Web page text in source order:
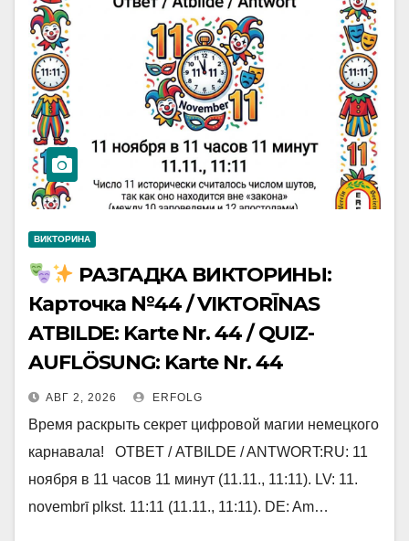
ВИКТОРИНА
РАЗГАДКА ВИКТОРИНЫ:
Карточка №44 / VIKTORĪNAS
ATBILDE: Karte Nr. 44 / QUIZ-
AUFLÖSUNG: Karte Nr. 44
АВГ 2, 2026 ERFOLG
Время раскрыть секрет цифровой магии немецкого
карнавала! ОТВЕТ / ATBILDE / ANTWORT:RU: 11
ноября в 11 часов 11 минут (11.11., 11:11). LV: 11.
novembrī plkst. 11:11 (11.11., 11:11). DE: Am…